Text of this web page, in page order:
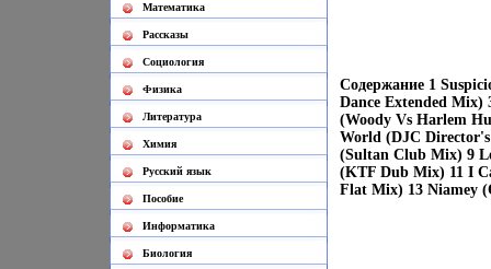
Математика
Рассказы
Социология
Физика
Литература
Химия
Русский язык
Пособие
Информатика
Биология
Содержание 1
Dance Extended Mix)
(Woody Vs Harlem
World (DJC
(Sultan Club Mix) 9
(KTF Dub Mix) 11 I
Flat Mix) 13 Niamey